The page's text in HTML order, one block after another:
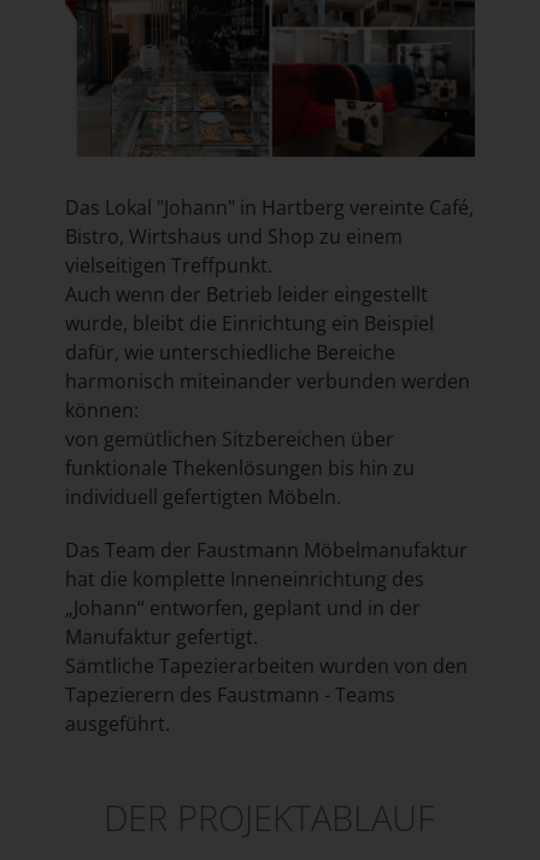
Das Lokal "Johann" in Hartberg vereinte Café,
Bistro, Wirtshaus und Shop zu einem
vielseitigen Treffpunkt.
Auch wenn der Betrieb leider eingestellt
wurde, bleibt die Einrichtung ein Beispiel
dafür, wie unterschiedliche Bereiche
harmonisch miteinander verbunden werden
können:
von gemütlichen Sitzbereichen über
funktionale Thekenlösungen bis hin zu
individuell gefertigten Möbeln.
Das Team der Faustmann Möbelmanufaktur
hat die komplette Inneneinrichtung des
„Johann“ entworfen, geplant und in der
Manufaktur gefertigt.
Sämtliche Tapezierarbeiten wurden von den
Tapezierern des Faustmann - Teams
ausgeführt.
DER PROJEKTABLAUF